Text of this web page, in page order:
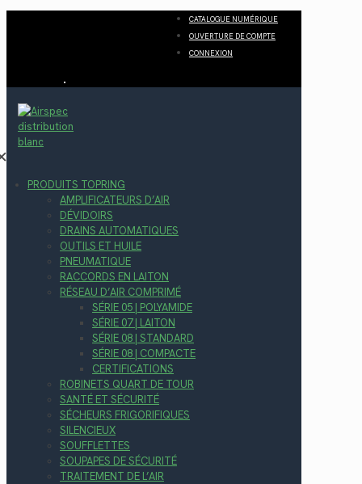
CATALOGUE NUMÉRIQUE
OUVERTURE DE COMPTE
CONNEXION
PRODUITS TOPRING
AMPLIFICATEURS D’AIR
DÉVIDOIRS
DRAINS AUTOMATIQUES
OUTILS ET HUILE
PNEUMATIQUE
RACCORDS EN LAITON
RÉSEAU D’AIR COMPRIMÉ
SÉRIE 05 | POLYAMIDE
SÉRIE 07 | LAITON
SÉRIE 08 | STANDARD
SÉRIE 08 | COMPACTE
CERTIFICATIONS
ROBINETS QUART DE TOUR
SANTÉ ET SÉCURITÉ
SÉCHEURS FRIGORIFIQUES
SILENCIEUX
SOUFFLETTES
SOUPAPES DE SÉCURITÉ
TRAITEMENT DE L’AIR